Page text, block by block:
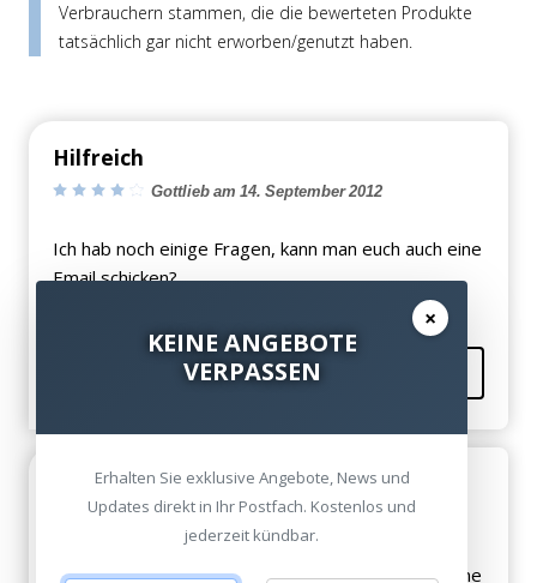
Verbrauchern stammen, die die bewerteten Produkte
tatsächlich gar nicht erworben/genutzt haben.
Hilfreich
Gottlieb am 14. September 2012
Ich hab noch einige Fragen, kann man euch auch eine
Email schicken?
Kommentieren
Hilfreich
Dahl am 13. September 2012
Ich hab noch einige Fragen, kann man euch auch eine
×
KEINE ANGEBOTE
VERPASSEN
Erhalten Sie exklusive Angebote, News und
Updates direkt in Ihr Postfach. Kostenlos und
jederzeit kündbar.